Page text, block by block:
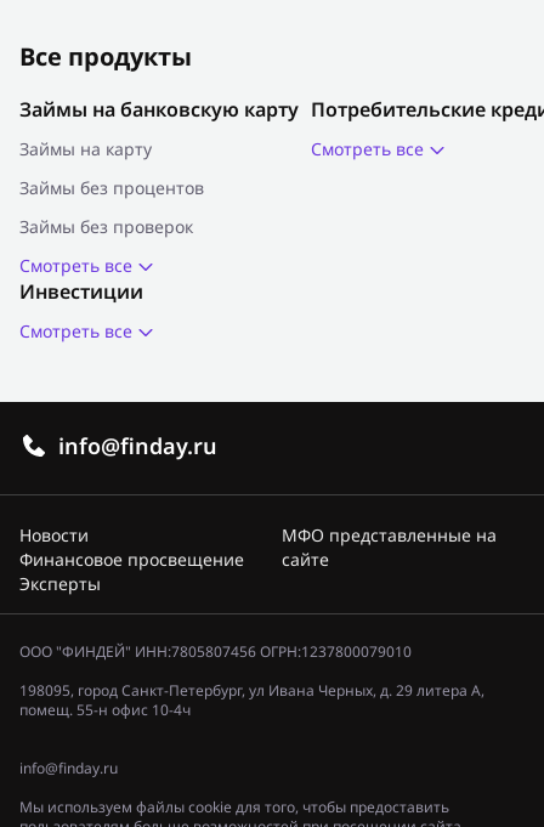
Все продукты
Займы на банковскую карту
Займы на карту
Займы без процентов
Займы без проверок
Смотреть все
Потребительские
Смотреть все
Инвестиции
Смотреть все
info@finday.ru
Новости
Финансовое просвещение
Эксперты
МФО представленные на
сайте
ООО "ФИНДЕЙ" ИНН:7805807456 ОГРН:1237800079010
198095, город Санкт-Петербург, ул Ивана Черных, д. 29 литера А,
помещ. 55-н офис 10-4ч
info@finday.ru
Мы используем файлы cookie для того, чтобы предоставить